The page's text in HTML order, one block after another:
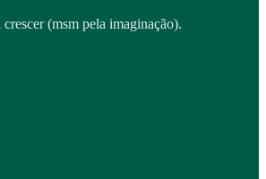
(msm pela imaginação).